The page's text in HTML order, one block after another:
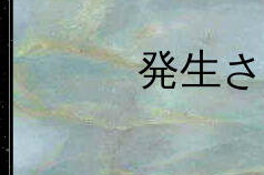
発生